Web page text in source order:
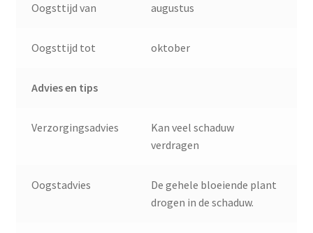
Oogsttijd van augustus
Oogsttijd tot oktober
Advies en tips
Verzorgingsadvies
Kan veel schaduw
verdragen
Oogstadvies
De gehele bloeiende plant
drogen in de schaduw.